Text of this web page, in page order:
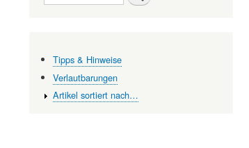
Tipps & Hinweise
Verlautbarungen
Artikel sortiert nach…